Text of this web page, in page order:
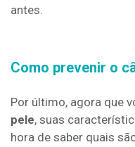
antes.
Como prevenir o
Por último, agora que
pele, suas
hora de saber quais